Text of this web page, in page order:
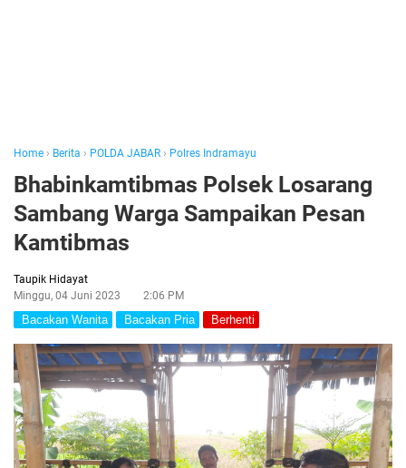
Home › Berita › POLDA JABAR › Polres Indramayu
Bhabinkamtibmas Polsek Losarang
Sambang Warga Sampaikan Pesan
Kamtibmas
Taupik Hidayat
Minggu, 04 Juni 2023
2:06 PM
Bacakan Wanita Bacakan Pria Berhenti